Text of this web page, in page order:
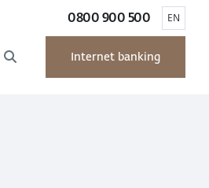
0800 900 500 EN
Internet banking